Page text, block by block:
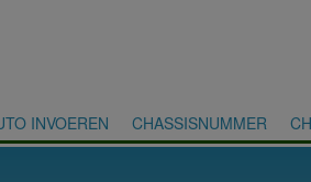
INVOEREN CHASSISNUMMER